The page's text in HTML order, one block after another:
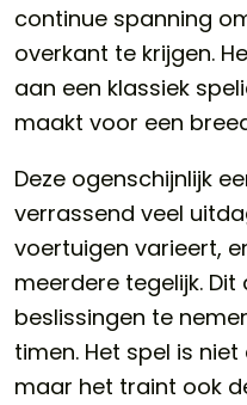
continue spanning
overkant te krijgen.
aan een klassiek
maakt voor een
Deze ogenschijnlijk
verrassend veel
voertuigen varieert,
meerdere tegelijk.
beslissingen te
timen. Het spel is
maar het traint ook